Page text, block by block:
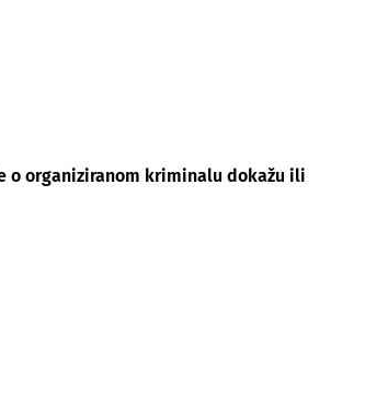
o organiziranom kriminalu dokažu ili